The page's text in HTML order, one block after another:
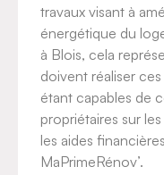
travaux visant à
énergétique du
à Blois, cela
doivent réaliser
étant capables de
propriétaires sur
les aides
MaPrimeRénov’.